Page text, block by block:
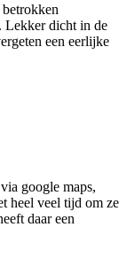
Lekker dicht in de
een eerlijke
google maps,
heel veel tijd om ze
daar een